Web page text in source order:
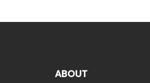
ABOUT